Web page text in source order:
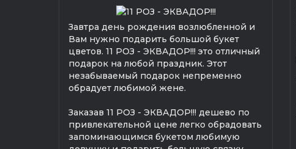
Завтра день рождения возлюбленной и
Вам нужно подарить большой букет
цветов. 11 РОЗ - ЭКВАДОР!!! это отличный
подарок на любой праздник. Этот
незабываемый подарок непременно
обрадует любимой жене.
Заказав 11 РОЗ - ЭКВАДОР!!! дешево по
привлекательной цене легко обрадовать
запоминающимся букетом любимую